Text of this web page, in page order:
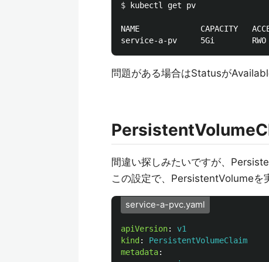
$ kubectl get pv
NAME             CAPACITY
問題がある場合はStatusが
間違い探しみたいですが、
この設定で、PersistentVolumeを
service-a-pvc.yaml
apiVersion:
v1
kind :
PersistentVolumeClaim
metadata: